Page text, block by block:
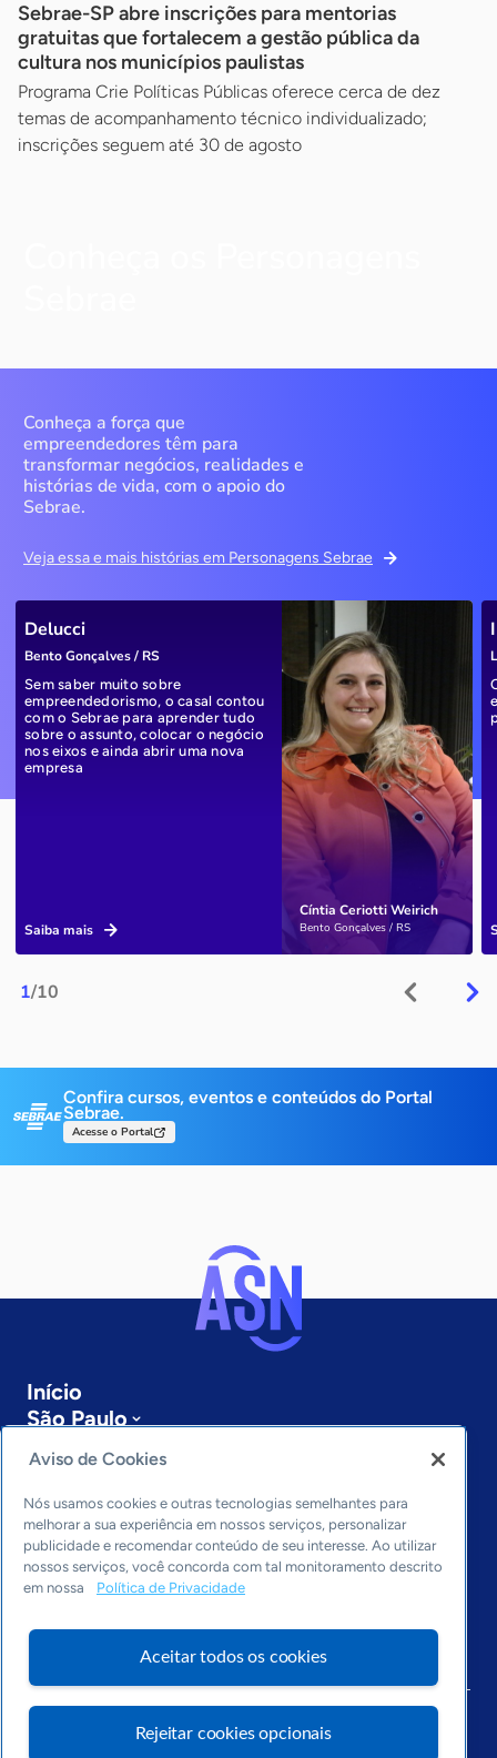
Sebrae-SP abre inscrições para mentorias
gratuitas que fortalecem a gestão pública da
cultura nos municípios paulistas
Programa Crie Políticas Públicas oferece cerca de dez
temas de acompanhamento técnico individualizado;
inscrições seguem até 30 de agosto
Conheça a força que
empreendedores têm para
transformar negócios, realidades e
histórias de vida, com o apoio do
Sebrae.
Veja essa e mais histórias em Personagens Sebrae
1/10
Cíntia Ceriotti Weirich
Bento Gonçalves / RS
Delucci
Bento Gonçalves / RS
Sem saber muito sobre
empreendedorismo, o casal contou
com o Sebrae para aprender tudo
sobre o assunto, colocar o negócio
nos eixos e ainda abrir uma nova
empresa
Saiba mais
Confira cursos, eventos e conteúdos do Portal
Sebrae.
Acesse o Portal
Início
São Paulo
Sobre a ASN
Últimas notícias
Entre em contato
Editorias
Economia & Política
Inovação & Tecnologia
Cultura empreendedora
Arquivo
Aviso de Cookies
Nós usamos cookies e outras tecnologias semelhantes para
melhorar a sua experiência em nossos serviços, personalizar
publicidade e recomendar conteúdo de seu interesse. Ao utilizar
nossos serviços, você concorda com tal monitoramento descrito
em nossa
Política de Privacidade
Aceitar todos os cookies
Rejeitar cookies opcionais